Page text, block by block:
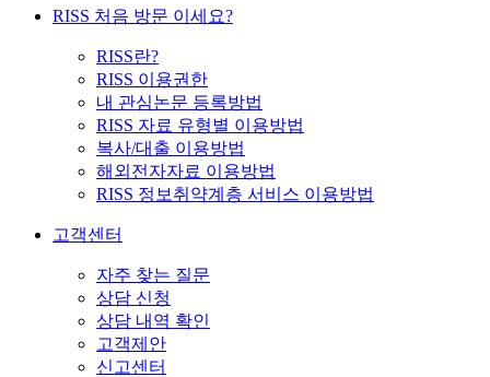
RISS 처음 방문 이세요?
RISS란?
RISS 이용권한
내 관심논문 등록방법
RISS 자료 유형별 이용방법
복사/대출 이용방법
해외전자자료 이용방법
RISS 정보취약계층 서비스 이용방법
고객센터
자주 찾는 질문
상담 신청
상담 내역 확인
고객제안
신고센터